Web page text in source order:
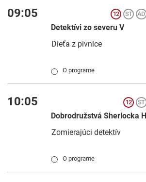
09:05
Detektívi zo severu V
Dieťa z pivnice
◯ O programe
10:05
Dobrodružstvá Sherlocka
Zomierajúci detektív
◯ O programe